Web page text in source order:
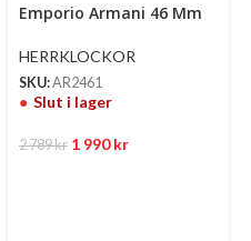
Emporio Armani 46 Mm
HERRKLOCKOR
SKU:AR2461
Slut i lager
2 789kr 1 990kr